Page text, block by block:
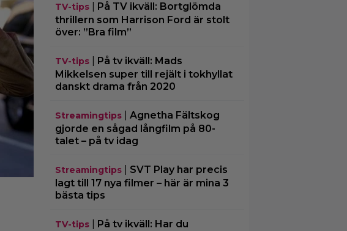
TV-tips| På TV ikväll: Bortglömda
thrillern som Harrison Ford är stolt
över: ”Bra film”
TV-tips| På tv ikväll: Mads
Mikkelsen super till rejält i tokhyllat
danskt drama från 2020
Streamingtips| Agnetha Fältskog
gjorde en sågad långfilm på 80-
talet – på tv idag
Streamingtips| SVT Play har precis
lagt till 17 nya filmer – här är mina 3
bästa tips
TV-tips| På tv ikväll: Har du